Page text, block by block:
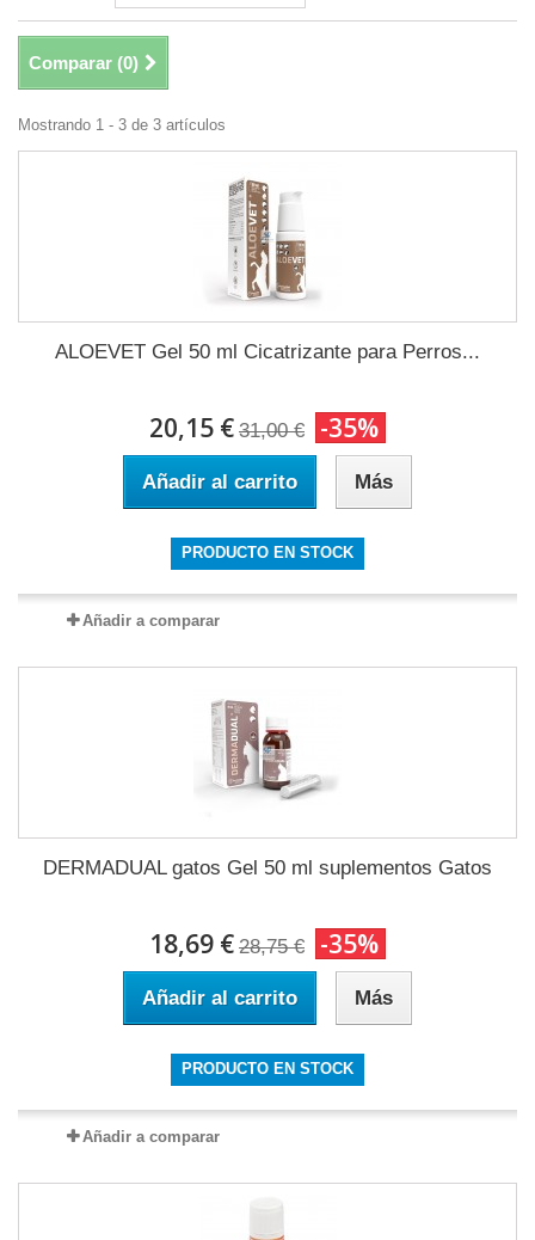
Comparar (0)
Mostrando 1 - 3 de 3 artículos
ALOEVET Gel 50 ml Cicatrizante para Perros...
20,15 € 31,00 € -35%
Añadir al carrito Más
PRODUCTO EN STOCK
Añadir a comparar
DERMADUAL gatos Gel 50 ml suplementos Gatos
18,69 € 28,75 € -35%
Añadir al carrito Más
PRODUCTO EN STOCK
Añadir a comparar